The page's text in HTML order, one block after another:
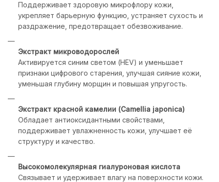
Поддерживает здоровую микрофлору кожи,
укрепляет барьерную функцию, устраняет сухость и
раздражение, предотвращает обезвоживание.
Экстракт микроводорослей
Активируется синим светом (HEV) и уменьшает
признаки цифрового старения, улучшая сияние кожи,
уменьшая глубину морщин и повышая упругость.
Экстракт красной камелии (Camellia japonica)
Обладает антиоксидантными свойствами,
поддерживает увлажненность кожи, улучшает её
структуру и качество.
Высокомолекулярная гиалуроновая кислота
Связывает и удерживает влагу на поверхности кожи.